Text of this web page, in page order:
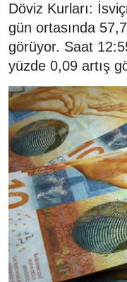
Döviz Kurları:
gün ortasında
görüyor. Saat
yüzde 0,09 artış